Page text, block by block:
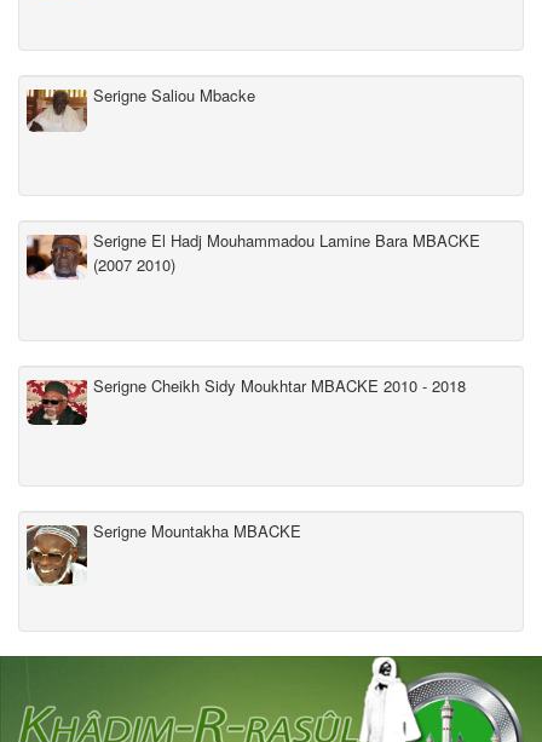
Serigne Saliou Mbacke
Serigne El Hadj Mouhammadou Lamine Bara MBACKE
(2007 2010)
Serigne Cheikh Sidy Moukhtar MBACKE 2010 - 2018
Serigne Mountakha MBACKE